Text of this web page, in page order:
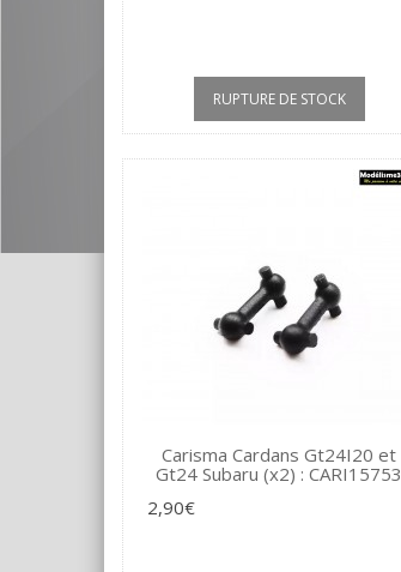
RUPTURE DE STOCK
Carisma Cardans Gt24I20 et
Gt24 Subaru (x2) : CARI15753
2,90€